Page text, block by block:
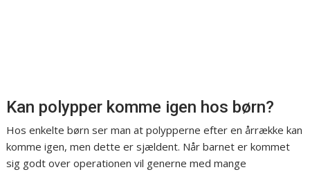
Kan polypper komme igen hos børn?
Hos enkelte børn ser man at polypperne efter en årrække kan
komme igen, men dette er sjældent. Når barnet er kommet
sig godt over operationen vil generne med mange